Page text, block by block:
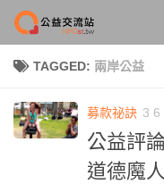
Skip to content
TAGGED: 兩岸公益
募款祕訣 3 6
公益評
道德魔